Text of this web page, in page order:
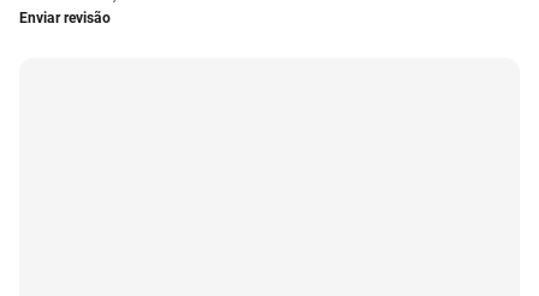
Enviar revisão